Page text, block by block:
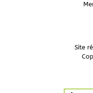
Site